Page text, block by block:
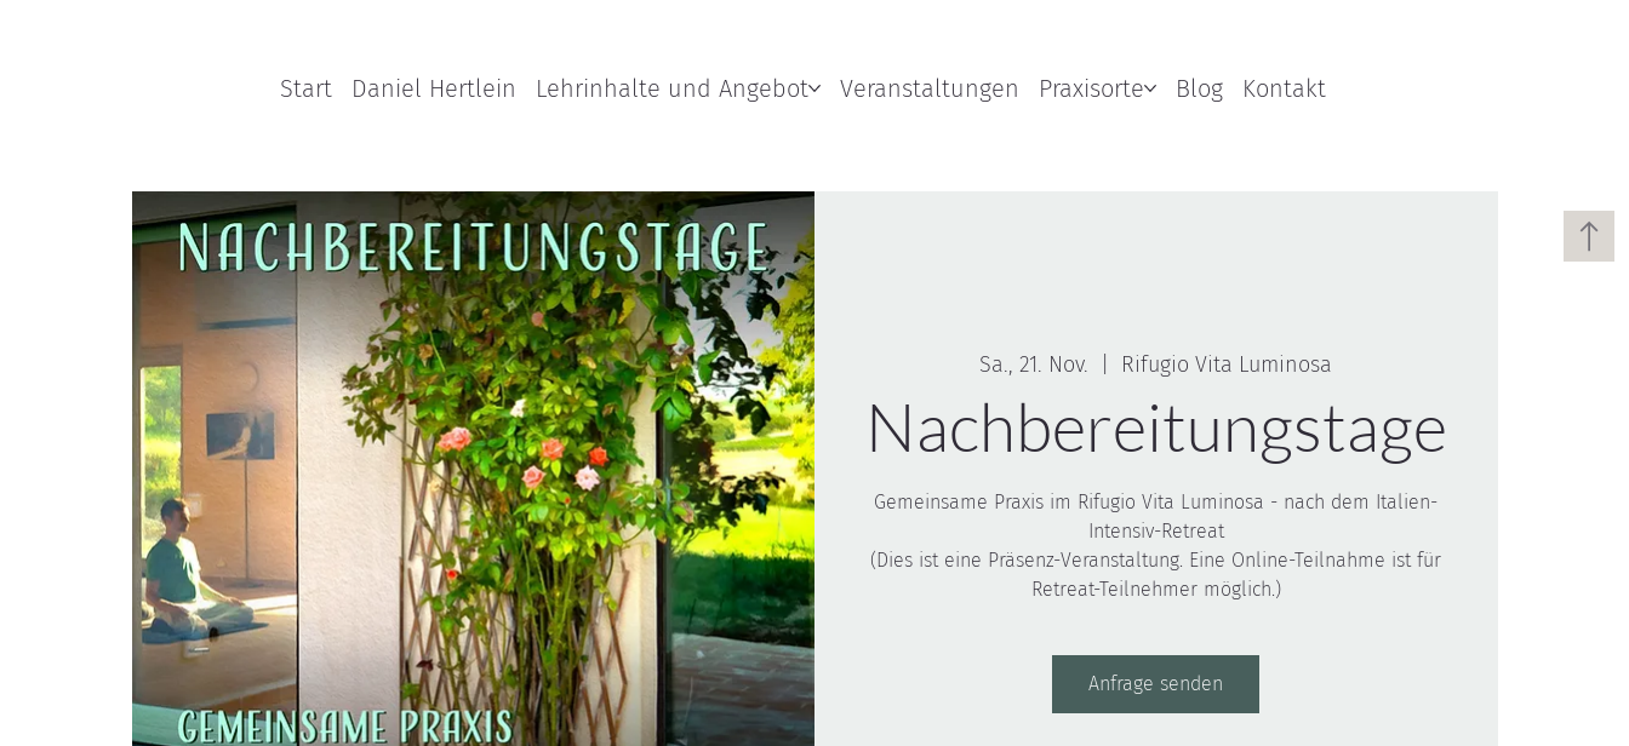
Start Daniel Hertlein Lehrinhalte und Angebot Veranstaltungen Praxisorte Blog Kontakt
Sa., 21. Nov. Rifugio Vita Luminosa
Nachbereitungstage
Gemeinsame Praxis im Rifugio Vita Luminosa - nach dem Italien-
Intensiv-Retreat
(Dies ist eine Präsenz-Veranstaltung. Eine Online-Teilnahme ist für
Retreat-Teilnehmer möglich.)
Anfrage senden